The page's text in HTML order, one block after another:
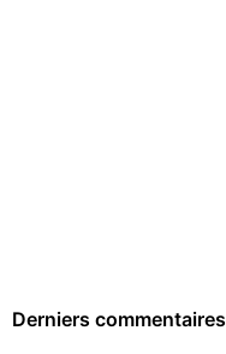
Derniers commentaires